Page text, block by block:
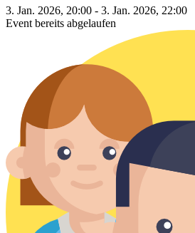
3. Jan. 2026, 20:00 - 3. Jan. 2026, 22:00
Event bereits abgelaufen